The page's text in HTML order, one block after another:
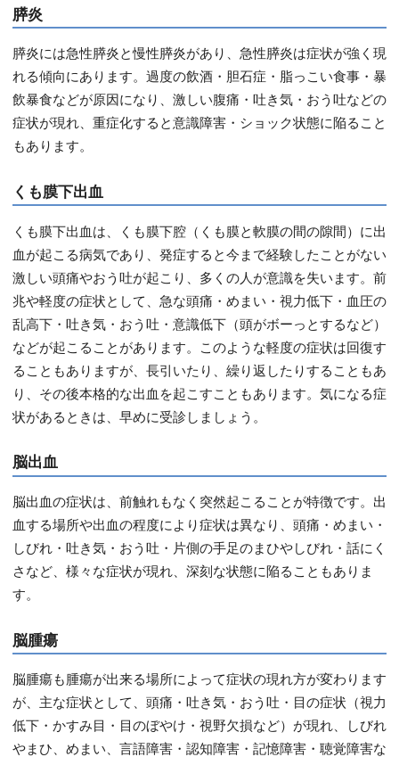
膵炎
膵炎には急性膵炎と慢性膵炎があり、急性膵炎は症状が強く現
れる傾向にあります。過度の飲酒・胆石症・脂っこい食事・暴
飲暴食などが原因になり、激しい腹痛・吐き気・おう吐などの
症状が現れ、重症化すると意識障害・ショック状態に陥ること
もあります。
くも膜下出血
くも膜下出血は、くも膜下腔（くも膜と軟膜の間の隙間）に出
血が起こる病気であり、発症すると今まで経験したことがない
激しい頭痛やおう吐が起こり、多くの人が意識を失います。前
兆や軽度の症状として、急な頭痛・めまい・視力低下・血圧の
乱高下・吐き気・おう吐・意識低下（頭がボーっとするなど）
などが起こることがあります。このような軽度の症状は回復す
ることもありますが、長引いたり、繰り返したりすることもあ
り、その後本格的な出血を起こすこともあります。気になる症
状があるときは、早めに受診しましょう。
脳出血
脳出血の症状は、前触れもなく突然起こることが特徴です。出
血する場所や出血の程度により症状は異なり、頭痛・めまい・
しびれ・吐き気・おう吐・片側の手足のまひやしびれ・話にく
さなど、様々な症状が現れ、深刻な状態に陥ることもありま
す。
脳腫瘍
脳腫瘍も腫瘍が出来る場所によって症状の現れ方が変わります
が、主な症状として、頭痛・吐き気・おう吐・目の症状（視力
低下・かすみ目・目のぼやけ・視野欠損など）が現れ、しびれ
やまひ、めまい、言語障害・認知障害・記憶障害・聴覚障害な